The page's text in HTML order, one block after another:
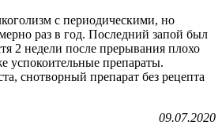
с периодическими, но
раз в год. Последний запой был
2 недели после прерывания плохо
успокоительные препараты.
снотворный препарат без рецепта
09.07.2020